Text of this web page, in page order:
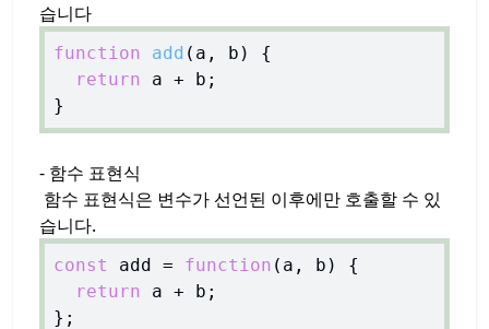
습니다
function add ( a, b ) {
return a + b;
- 함수 표현식
함수 표현식은 변수가 선언된 이후에만 호출할 수 있
습니다.
const add = function ( a, b ) {
return a + b;